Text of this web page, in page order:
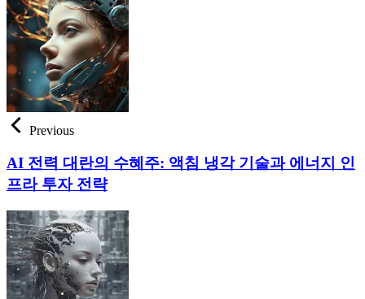
Previous
AI 전력 대란의 수혜주: 액침 냉각 기술과 에너지 인
프라 투자 전략